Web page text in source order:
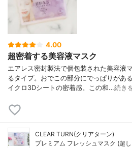
4.00
超密着する美容液マスク
エアレス密封製法で個包装された美容液
るタイプ。おでこの部分にでっぱりがあ
イクロ3Dシートの密着感。この和…続き
CLEAR TURN(クリアターン)
プレミアム フレッシュマスク (超